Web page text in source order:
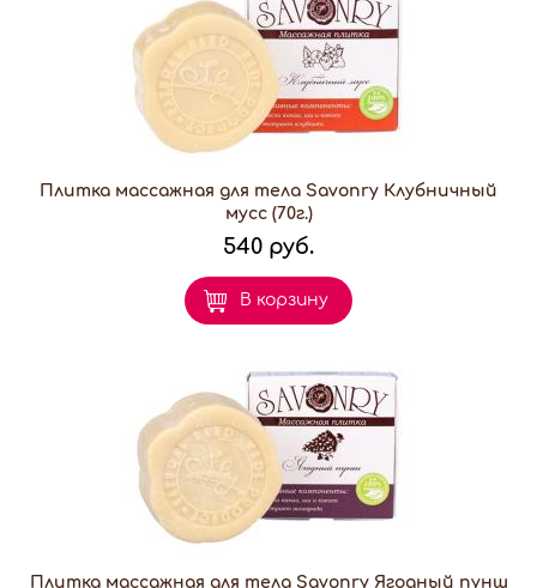
Плитка массажная для тела Savonry Клубничный
мусс (70г.)
540 руб.
В корзину
Плитка массажная для тела Savonry Ягодный пунш